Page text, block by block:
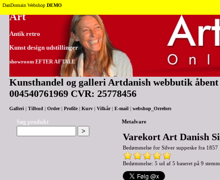
Tilbage til toppen
Art
Antik retro
Kunst design udstillinger
showroom EFTER AFTALE
Kunsthandel og galleri Artdanish webbutik
004540761969 CVR: 25778456
Galleri Tilbud Order| Profile| Kurv Vilkår| E-mail webshop_Orrefors
Søg produkt Metalvare
Varekort Art Danish
Bedømmelse for Silver suppeske fra 1857
Bedømmelse: 5 ud af 5 baseret på 9
DanDomain Webshop DEMO